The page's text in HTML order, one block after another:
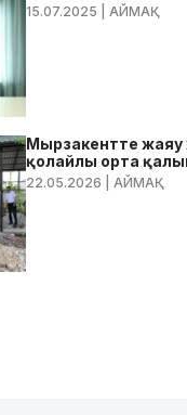
15.07.2025 | АЙМАҚ
Мырзакентте жаяу
қолайлы орта
22.05.2026 | АЙМАҚ